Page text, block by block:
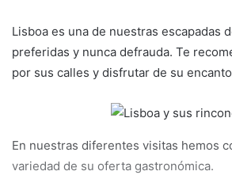
Lisboa es una de nuestras escapadas
preferidas y nunca defrauda. Te
por sus calles y disfrutar de su
En nuestras diferentes visitas hemos
variedad de su oferta gastronómica.